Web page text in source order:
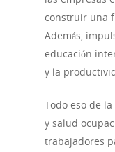
construir una
Además,
educación
y la
Todo eso de
y salud
trabajadores